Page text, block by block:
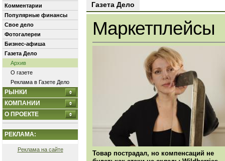
Комментарии
Популярные финансы
Свое дело
Фотогалереи
Бизнес-афиша
Газета Дело
Архив
О газете
Реклама в Газете Дело
РЫНКИ
КОМПАНИИ
О ПРОЕКТЕ
РЕКЛАМА:
Реклама на сайте
Газета Дело
Маркетплейсы
Товар пострадал, но компенсаций не